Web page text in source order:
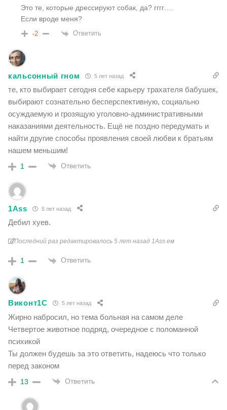
Это те, которые дрессируют собак, да? гггг….
Если вроде меня?
-2 Ответить
кальсонный гном 5 лет назад
те, кто выбирает сегодня себе карьеру трахателя бабушек,
выбирают сознательно бесперспективную, социально
осуждаемую и грозящую уголовно-административными
наказаниями деятельность. Ещё не поздно передумать и
найти другие способы проявления своей любви к братьям
нашем меньшим!
1 Ответить
1Ass 5 лет назад
Дебил хуев.
Последний раз редактировалось 5 лет назад 1Ass ем
1 Ответить
Виконт1C 5 лет назад
Жирно набросил, но тема больная на самом деле
Четвертое животное подряд, очередное с поломанной
психикой
Ты должен будешь за это ответить, надеюсь что только
перед законом
13 Ответить